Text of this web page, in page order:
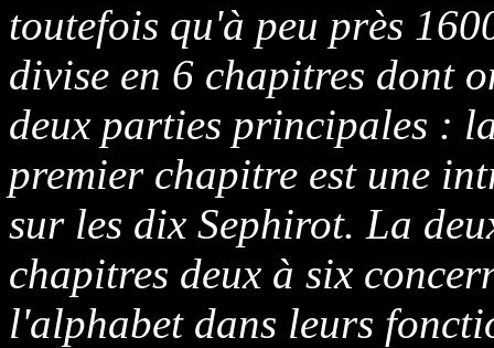
toutefois qu'à peu près
divise en 6 chapitres dont
deux parties principales :
premier chapitre est une
sur les dix Sephirot. La
chapitres deux à six
l'alphabet dans leurs